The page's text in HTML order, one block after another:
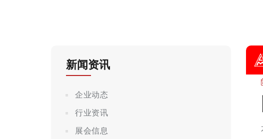
新闻资讯
企业动态
行业资讯
展会信息